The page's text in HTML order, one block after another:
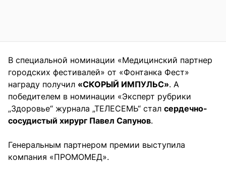
В специальной номинации «Медицинский партнер
городских фестивалей» от «Фонтанка Фест»
награду получил «СКОРЫЙ ИМПУЛЬС». А
победителем в номинации «Эксперт рубрики
„Здоровье“ журнала „ТЕЛЕСЕМЬ“ стал сердечно-
сосудистый хирург Павел Сапунов.
Генеральным партнером премии выступила
компания «ПРОМОМЕД».